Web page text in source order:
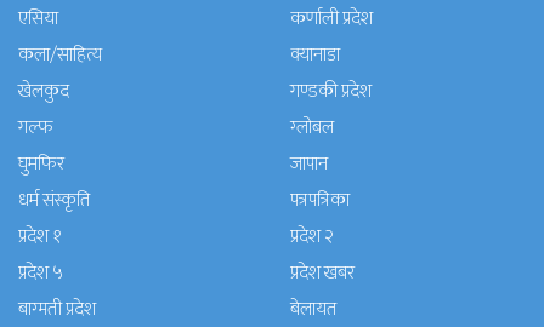
एसिया
कर्णाली प्रदेश
कला/साहित्य
क्यानाडा
खेलकुद
गण्डकी प्रदेश
गल्फ
ग्लोबल
घुमफिर
जापान
धर्म संस्कृति
पत्रपत्रिका
प्रदेश १
प्रदेश २
प्रदेश ५
प्रदेश खबर
बाग्मती प्रदेश
बेलायत